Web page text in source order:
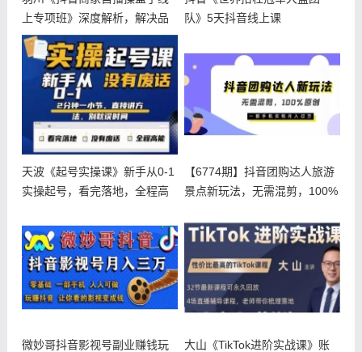
上专项班》深度解析，解决品
牌自播4
队》5天抖音线上课
天波《起号实操课》新手从0-1
实操起号，看完落地，全程高
【6774期】抖音团购达人旅游
景点新玩法，无需混剪，100%
微妙哥抖音影视号副业赚钱玩
大山《TikTok进阶实战课》账